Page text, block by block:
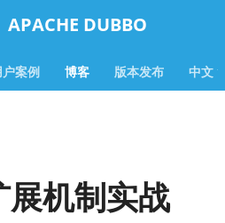
APACHE DUBBO
户案例 博客 版本发布 中文
机制实战